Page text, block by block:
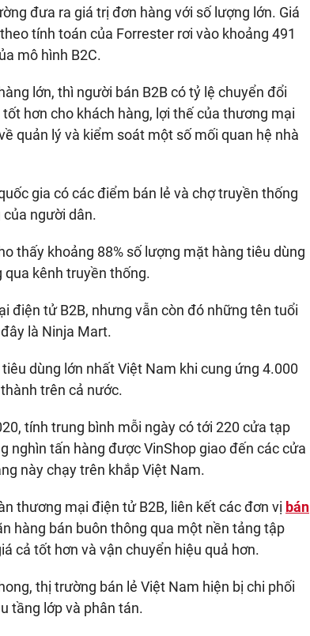
đưa ra giá trị đơn hàng với số lượng lớn. Giá
tính toán của Forrester rơi vào khoảng 491
mô hình B2C.
lớn, thì người bán B2B có tỷ lệ chuyển đổi
hơn cho khách hàng, lợi thế của thương mại
quản lý và kiểm soát một số mối quan hệ nhà
gia có các điểm bán lẻ và chợ truyền thống
người dân.
thấy khoảng 88% số lượng mặt hàng tiêu dùng
qua kênh truyền thống.
điện tử B2B, nhưng vẫn còn đó những tên tuổi
là Ninja Mart.
dùng lớn nhất Việt Nam khi cung ứng 4.000
trên cả nước.
tính trung bình mỗi ngày có tới 220 cửa tạp
nghìn tấn hàng được VinShop giao đến các cửa
này chạy trên khắp Việt Nam.
thương mại điện tử B2B, liên kết các đơn vị bán
hàng bán buôn thông qua một nền tảng tập
cả tốt hơn và vận chuyển hiệu quả hơn.
thị trường bán lẻ Việt Nam hiện bị chi phối
tầng lớp và phân tán.